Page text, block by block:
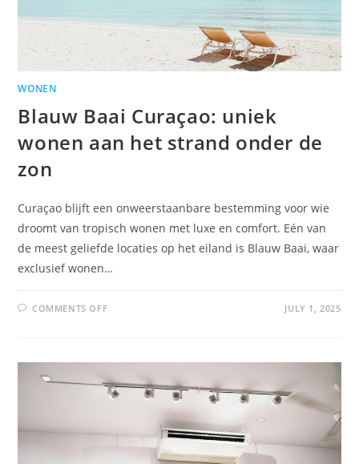
WONEN
Blauw Baai Curaçao: uniek
wonen aan het strand onder de
zon
Curaçao blijft een onweerstaanbare bestemming voor wie
droomt van tropisch wonen met luxe en comfort. Eén van
de meest geliefde locaties op het eiland is Blauw Baai, waar
exclusief wonen…
COMMENTS OFF JULY 1, 2025